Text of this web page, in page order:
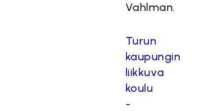
Vahlman.
Turun
kaupungin
liikkuva
koulu
-